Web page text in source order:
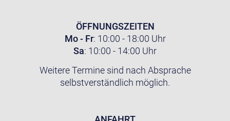
ÖFFNUNGSZEITEN
Mo - Fr: 10:00 - 18:00 Uhr
Sa: 10:00 - 14:00 Uhr
Weitere Termine sind nach Absprache
selbstverständlich möglich.